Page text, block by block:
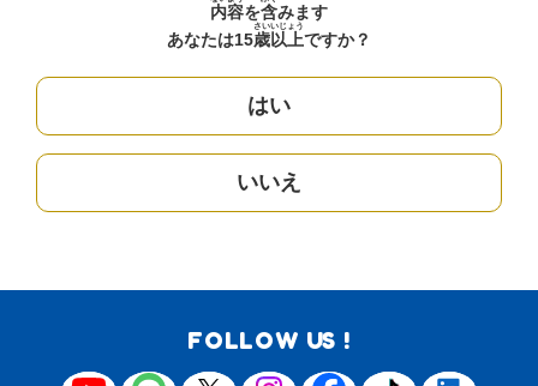
内容を含みます
あなたは15歳
さい
以上
いじょう
ですか？
はい
いいえ
FOLLOW US !